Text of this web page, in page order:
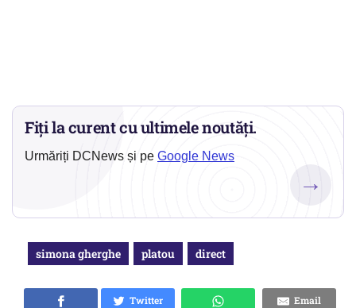
Fiți la curent cu ultimele noutăți.
Urmăriți DCNews și pe Google News
→
simona gherghe platou direct
Twitter
Email